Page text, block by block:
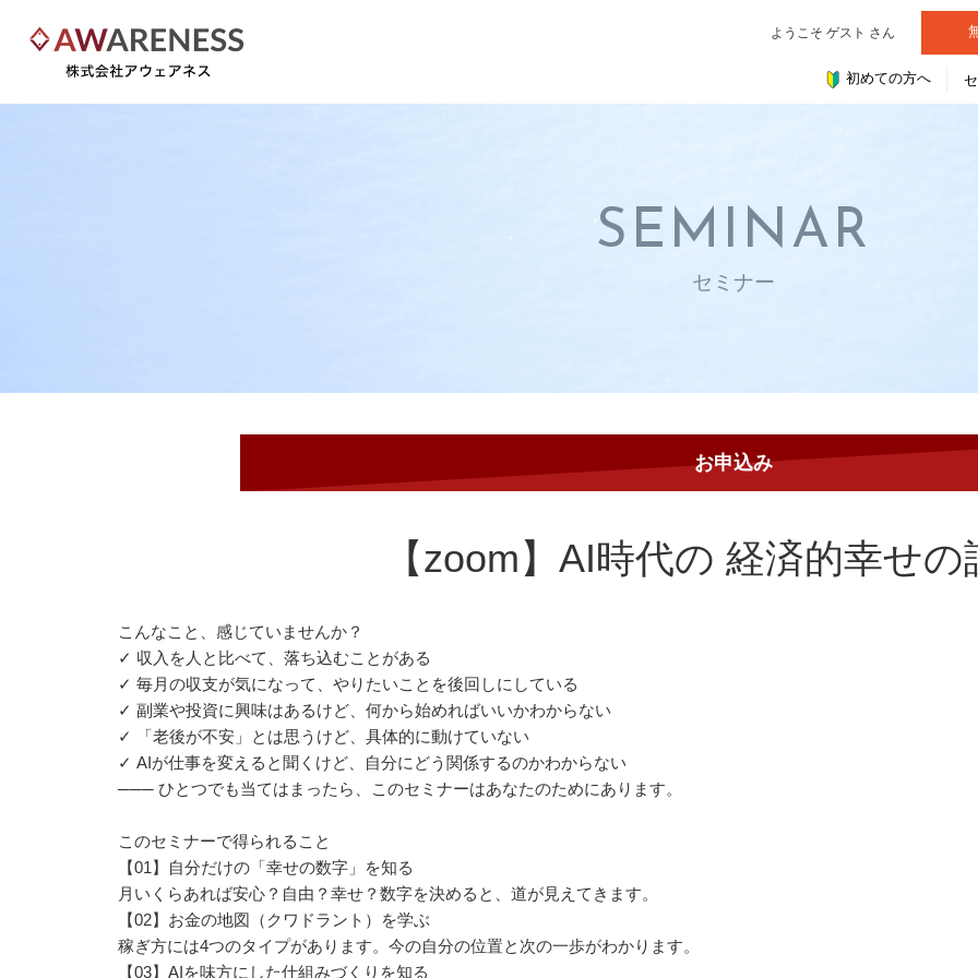
ようこそ ゲスト さん
初めての方へ
SEMINAR
セミナー
【zoom】AI時代の 経済的幸せ
こんなこと、感じていませんか？
✓ 収入を人と比べて、落ち込むことがある
✓ 毎月の収支が気になって、やりたいことを後回しにしている
✓ 副業や投資に興味はあるけど、何から始めればいいかわからない
✓ 「老後が不安」とは思うけど、具体的に動けていない
✓ AIが仕事を変えると聞くけど、自分にどう関係するのかわからない
─── ひとつでも当てはまったら、このセミナーはあなたのためにあります。
このセミナーで得られること
【01】自分だけの「幸せの数字」を知る
月いくらあれば安心？自由？幸せ？数字を決めると、道が見えてきます。
【02】お金の地図（クワドラント）を学ぶ
稼ぎ方には4つのタイプがあります。今の自分の位置と次の一歩がわかります。
【03】AIを味方にした仕組みづくりを知る